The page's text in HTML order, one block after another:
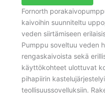
Fornorth
kaivoihin suunniteltu
veden siirtämiseen
Pumppu soveltuu veden
rengaskaivoista sekä
käyttökohteet ulottuvat
pihapiirin
teollisuussovelluksiin.